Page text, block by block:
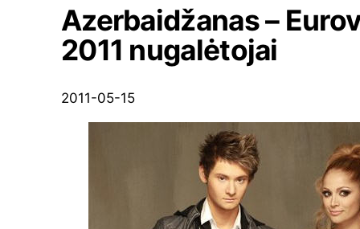
Azerbaidžanas –
2011 nugalėtojai
2011-05-15